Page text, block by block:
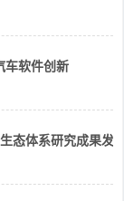
车软件创新
态体系研究成果发